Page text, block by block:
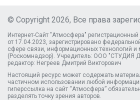
© Copyright 2026, Все права
Интернет-Сайт "Атмосфера"
от 17.04.2023, зарегистрировано
сфере связи, информационных технологий
(Роскомнадзор). Учредитель: ООО "СТУДИЯ
редактор: Негреев Дмитрий Викторович
Настоящий ресурс может содержать
частичном использовании любой
гиперссылка на сайт “Атмосфера”
разделять точку зрения авторов.